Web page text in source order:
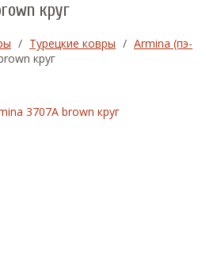
круг
/ Турецкие ковры / Armina (пэ-
круг